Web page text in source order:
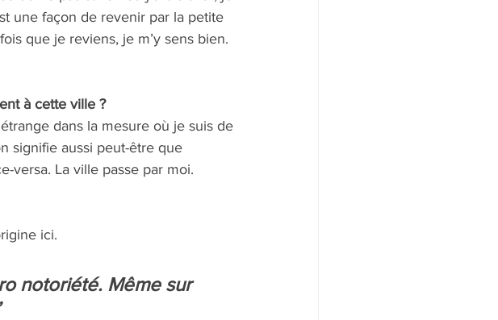
une façon de revenir par la petite
que je reviens, je m’y sens bien.
à cette ville ?
dans la mesure où je suis de
signifie aussi peut-être que
versa. La ville passe par moi.
ici.
notoriété. Même sur